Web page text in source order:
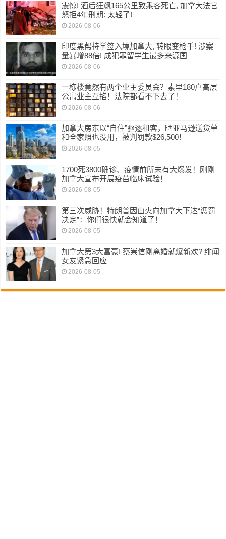
震惊! 酒后狂飙165公里致乘客死亡, 加拿大法官
怒拒4年刑期: 太轻了!
2026-08-06
印度黑帮持学签入境加拿大, 转眼变枪手! 涉案
量暴增88倍! 成犯罪留学生最多来源国
2026-08-06
一栋楼竟然有两个业主委员会？素里180户高层
公寓业主互掐！法院都看不下去了！
2026-08-06
加拿大房东以“自住”驱逐租客，晒亚马逊送货单
和全家照也没用，被判罚款$26,500！
2026-08-05
1700死3800确诊、疫情前所未有大爆发！刚刚
加拿大宣布开展疫苗临床试验！
2026-08-05
第三次威胁！特朗普因山火向加拿大下达“惩罚
决定”：你们很快就会知道了！
2026-08-05
加拿大第3大富豪! 蔡崇信刚离婚就爆新欢? 绯闻
女友紧急回应
2026-08-05